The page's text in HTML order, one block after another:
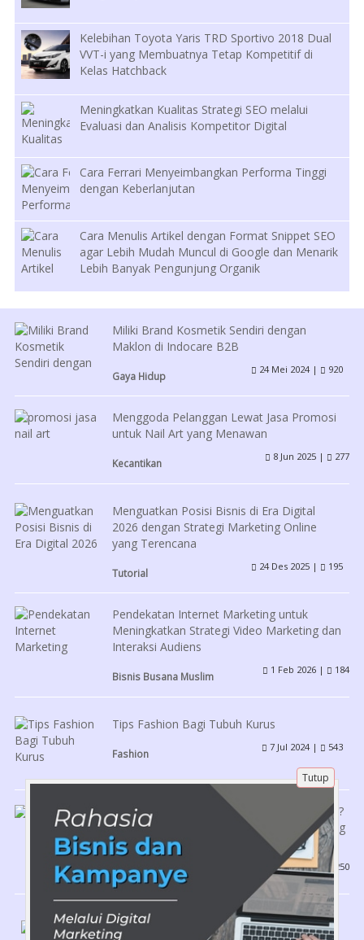
Kelebihan Toyota Yaris TRD Sportivo 2018 Dual
VVT-i yang Membuatnya Tetap Kompetitif di
Kelas Hatchback
Meningkatkan Kualitas Strategi SEO melalui
Evaluasi dan Analisis Kompetitor Digital
Cara Ferrari Menyeimbangkan Performa Tinggi
dengan Keberlanjutan
Cara Menulis Artikel dengan Format Snippet SEO
agar Lebih Mudah Muncul di Google dan Menarik
Lebih Banyak Pengunjung Organik
Miliki Brand Kosmetik Sendiri dengan
Maklon di Indocare B2B
Gaya Hidup
24 Mei 2024 | 920
Menggoda Pelanggan Lewat Jasa Promosi
untuk Nail Art yang Menawan
Kecantikan
8 Jun 2025 | 277
Menguatkan Posisi Bisnis di Era Digital
2026 dengan Strategi Marketing Online
yang Terencana
Tutorial
24 Des 2025 | 195
Pendekatan Internet Marketing untuk
Meningkatkan Strategi Video Marketing dan
Interaksi Audiens
Bisnis Busana Muslim
1 Feb 2026 | 184
Tips Fashion Bagi Tubuh Kurus
Fashion
7 Jul 2024 | 543
Pernah Bertanya Kenapa Politik Itu Penting?
Ini Peran Partai dalam Kebijakan Publik yang
Harus Kamu Tahu!
Pendidikan
24 Des 2025 | 250
Tutup